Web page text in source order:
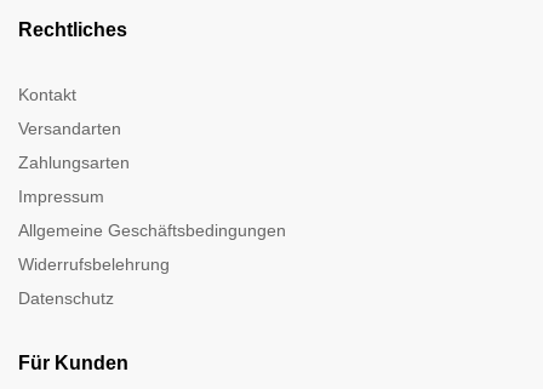
Rechtliches
Kontakt
Versandarten
Zahlungsarten
Impressum
Allgemeine Geschäftsbedingungen
Widerrufsbelehrung
Datenschutz
Für Kunden